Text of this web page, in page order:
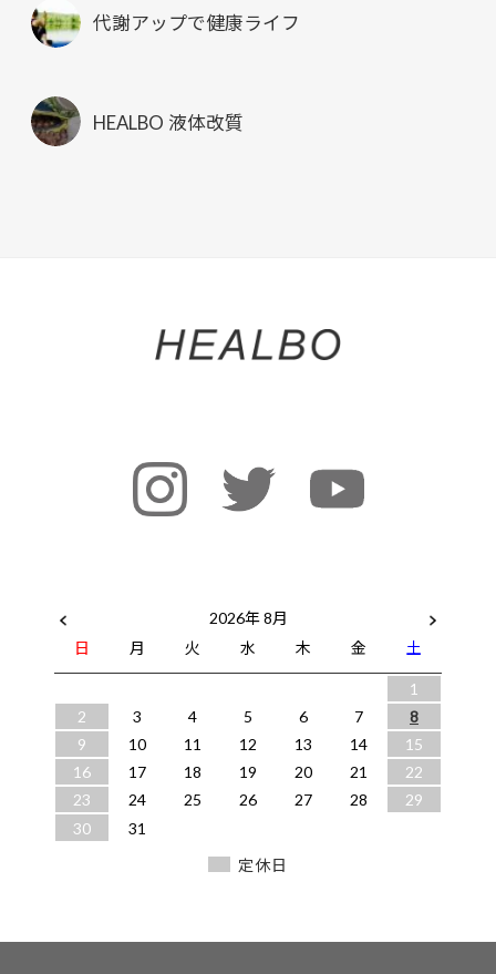
代謝アップで健康ライフ
HEALBO 液体改質
2026年 8月
日
月 火 水 木 金
土
1
2
3 4 5 6 7
8
9
10 11 12 13 14
15
16
17 18 19 20 21
22
23
24 25 26 27 28
29
30
31
定休日